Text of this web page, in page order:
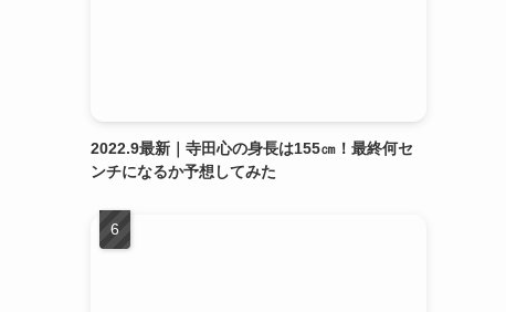
2022.9最新｜寺田心の身長は155㎝！最終何セ
ンチになるか予想してみた